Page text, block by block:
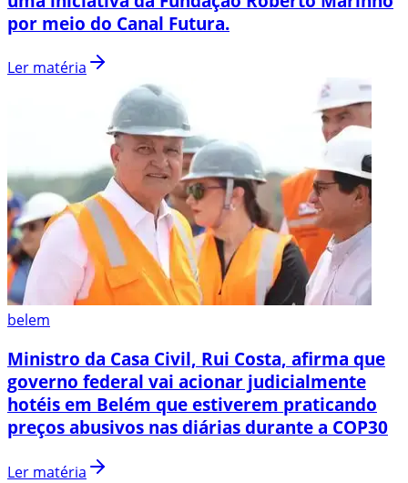
por meio do Canal Futura.
Ler matéria
belem
Ministro da Casa Civil, Rui Costa, afirma que
governo federal vai acionar judicialmente
hotéis em Belém que estiverem praticando
preços abusivos nas diárias durante a COP30
Ler matéria